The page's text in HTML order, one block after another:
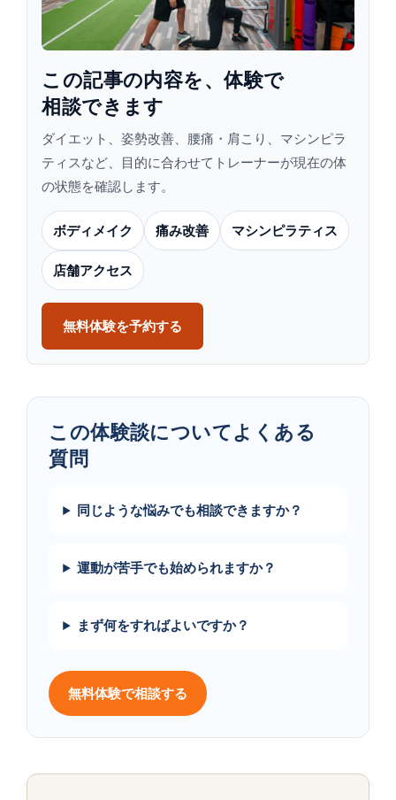
この​記事の​内容を、​体験で​
相談できます
ダイエット、姿勢改善、腰痛・肩こり、マシンピラ
ティスなど、目的に合わせてトレーナーが現在の体
の状態を確認します。
ボディメイク 痛み改善 マシンピラティス
店舗アクセス
無料体験を予約する
この​体験談に​ついて​よく​ある​
質問
同じような悩みでも相談できますか？
運動が苦手でも始められますか？
まず何をすればよいですか？
無料体験で相談する